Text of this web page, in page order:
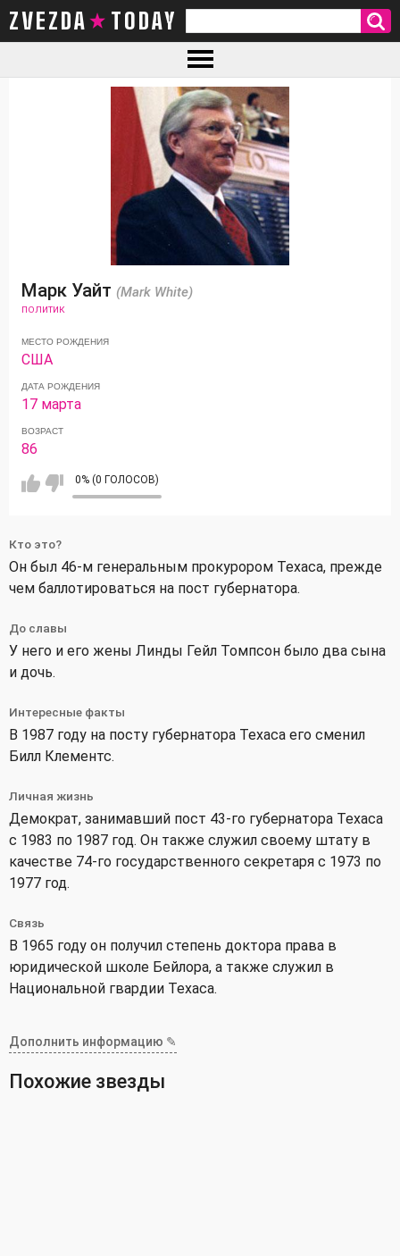
ZVEZDA TODAY
Марк Уайт (Mark White)
ПОЛИТИК
МЕСТО РОЖДЕНИЯ
США
ДАТА РОЖДЕНИЯ
17 марта
ВОЗРАСТ
86
0% (0 ГОЛОСОВ)
Кто это?
Он был 46-м генеральным прокурором Техаса, прежде
чем баллотироваться на пост губернатора.
До славы
У него и его жены Линды Гейл Томпсон было два сына
и дочь.
Интересные факты
В 1987 году на посту губернатора Техаса его сменил
Билл Клементс.
Личная жизнь
Демократ, занимавший пост 43-го губернатора Техаса
с 1983 по 1987 год. Он также служил своему штату в
качестве 74-го государственного секретаря с 1973 по
1977 год.
Связь
В 1965 году он получил степень доктора права в
юридической школе Бейлора, а также служил в
Национальной гвардии Техаса.
Дополнить информацию ✎
Похожие звезды